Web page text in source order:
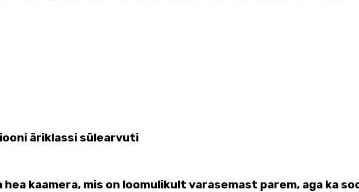
äriklassi sülearvuti
hea kaamera, mis on loomulikult varasemast parem, aga ka